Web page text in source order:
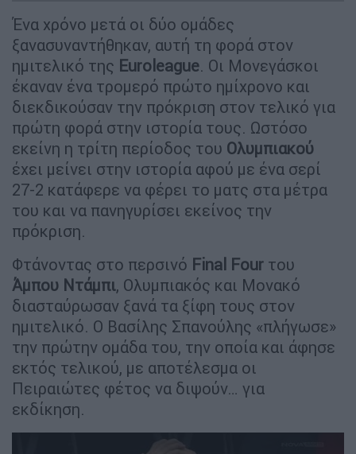
Ένα χρόνο μετά οι δύο ομάδες
ξανασυναντήθηκαν, αυτή τη φορά στον
ημιτελικό της Euroleague. Οι Μονεγάσκοι
έκαναν ένα τρομερό πρώτο ημίχρονο και
διεκδικούσαν την πρόκριση στον τελικό για
πρώτη φορά στην ιστορία τους. Ωστόσο
εκείνη η τρίτη περίοδος του Ολυμπιακού
έχει μείνει στην ιστορία αφού με ένα σερί
27-2 κατάφερε να φέρει το ματς στα μέτρα
του και να πανηγυρίσει εκείνος την
πρόκριση.
Φτάνοντας στο περσινό Final Four του
Άμπου Ντάμπι, Ολυμπιακός και Μονακό
διασταύρωσαν ξανά τα ξίφη τους στον
ημιτελικό. Ο Βασίλης Σπανούλης «πλήγωσε»
την πρώτην ομάδα του, την οποία και άφησε
εκτός τελικού, με αποτέλεσμα οι
Πειραιώτες φέτος να διψούν… για
εκδίκηση.